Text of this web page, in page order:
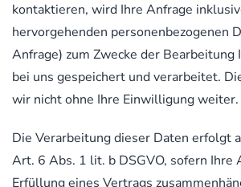
kontaktieren, wird Ihre Anfrage
hervorgehenden personenbezogenen
Anfrage) zum Zwecke der Bearbeitung
bei uns gespeichert und verarbeitet.
wir nicht ohne Ihre Einwilligung weiter.
Die Verarbeitung dieser Daten erfolgt
Art. 6 Abs. 1 lit. b DSGVO, sofern Ihre
Erfüllung eines Vertrags